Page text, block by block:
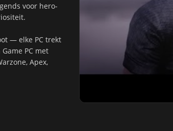
voor hero-
— elke PC trekt
PC met
, Apex,